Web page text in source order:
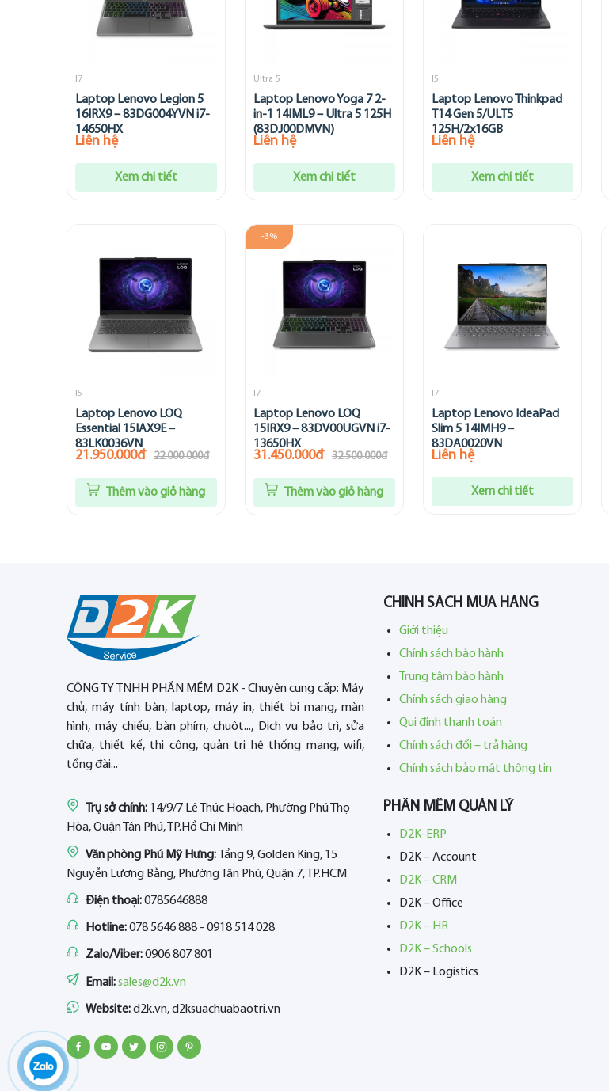
I7
Laptop Lenovo Legion 5
16IRX9 – 83DG004YVN i7-
14650HX
Liên hệ
Xem chi tiết
Ultra 5
Laptop Lenovo Yoga 7 2-
in-1 14IML9 – Ultra 5 125H
(83DJ00DMVN)
Liên hệ
Xem chi tiết
I5
Laptop Lenovo Thinkpad
T14 Gen 5/ULT5
125H/2x16GB
Liên hệ
Xem chi tiết
I5
Laptop Lenovo LOQ
Essential 15IAX9E –
83LK0036VN
21.950.000đ 22.000.000đ
Thêm vào giỏ hàng
-3%
I7
Laptop Lenovo LOQ
15IRX9 – 83DV00UGVN i7-
13650HX
31.450.000đ 32.500.000đ
Thêm vào giỏ hàng
I7
Laptop Lenovo IdeaPad
Slim 5 14IMH9 –
83DA0020VN
Liên hệ
Xem chi tiết
CÔNG TY TNHH PHẦN MỀM D2K - Chuyên cung cấp: Máy
chủ, máy tính bàn, laptop, máy in, thiết bị mạng, màn
hình, máy chiếu, bàn phím, chuột..., Dịch vụ bảo trì, sửa
chữa, thiết kế, thi công, quản trị hệ thống mạng, wifi,
tổng đài...
Trụ sở chính: 14/9/7 Lê Thúc Hoạch, Phường Phú Thọ
Hòa, Quận Tân Phú, TP.Hồ Chí Minh
Văn phòng Phú Mỹ Hưng:
Tầng 9, Golden King, 15
Nguyễn Lương Bằng, Phường Tân Phú, Quận 7, TP.HCM
Điện thoại:0785646888
Hotline:078 5646 888 - 0918 514 028
Zalo/Viber:0906 807 801
Email:sales@d2k.vn
Website:d2k.vn, d2ksuachuabaotri.vn
CHÍNH SÁCH MUA HÀNG
Giới thiệu
Chính sách bảo hành
Trung tâm bảo hành
Chính sách giao hàng
Qui định thanh toán
Chính sách đổi – trả hàng
Chính sách bảo mật thông tin
PHẦN MỀM QUẢN LÝ
D2K-ERP
D2K – Account
D2K – CRM
D2K – Office
D2K – HR
D2K – Schools
D2K – Logistics